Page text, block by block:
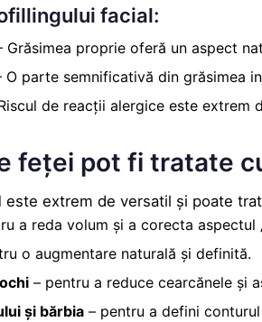
facial:
Grăsimea proprie oferă un aspect
O parte semnificativă din grăsimea
de reacții alergice este extrem
feței pot fi tratate
este extrem de versatil și poate
a reda volum și a corecta aspectul
o augmentare naturală și definită.
– pentru a reduce cearcănele și
și bărbia – pentru a defini